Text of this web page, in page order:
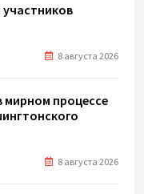
8 августа 2026
мирном процессе
8 августа 2026